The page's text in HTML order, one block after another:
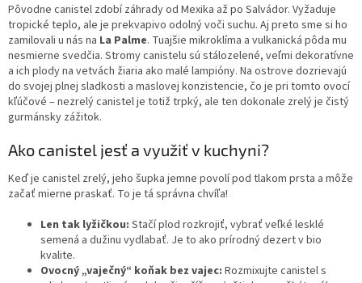
Pôvodne canistel zdobí záhrady od Mexika až po Salvádor. Vyžaduje
tropické teplo, ale je prekvapivo odolný voči suchu. Aj preto sme si ho
zamilovali u nás na La Palme. Tuajšie mikroklíma a vulkanická pôda mu
nesmierne svedčia. Stromy canistelu sú stálozelené, veľmi dekoratívne
a ich plody na vetvách žiaria ako malé lampióny. Na ostrove dozrievajú
do svojej plnej sladkosti a maslovej konzistencie, čo je pri tomto ovocí
kľúčové – nezrelý canistel je totiž trpký, ale ten dokonale zrelý je čistý
gurmánsky zážitok.
Ako canistel jesť a využiť v kuchyni?
Keď je canistel zrelý, jeho šupka jemne povolí pod tlakom prsta a môže
začať mierne praskať. To je tá správna chvíľa!
Len tak lyžičkou: Stačí plod rozkrojiť, vybrať veľké lesklé
semená a dužinu vydlabať. Je to ako prírodný dezert v bio
kvalite.
Ovocný „vaječný“ koňak bez vajec: Rozmixujte canistel s